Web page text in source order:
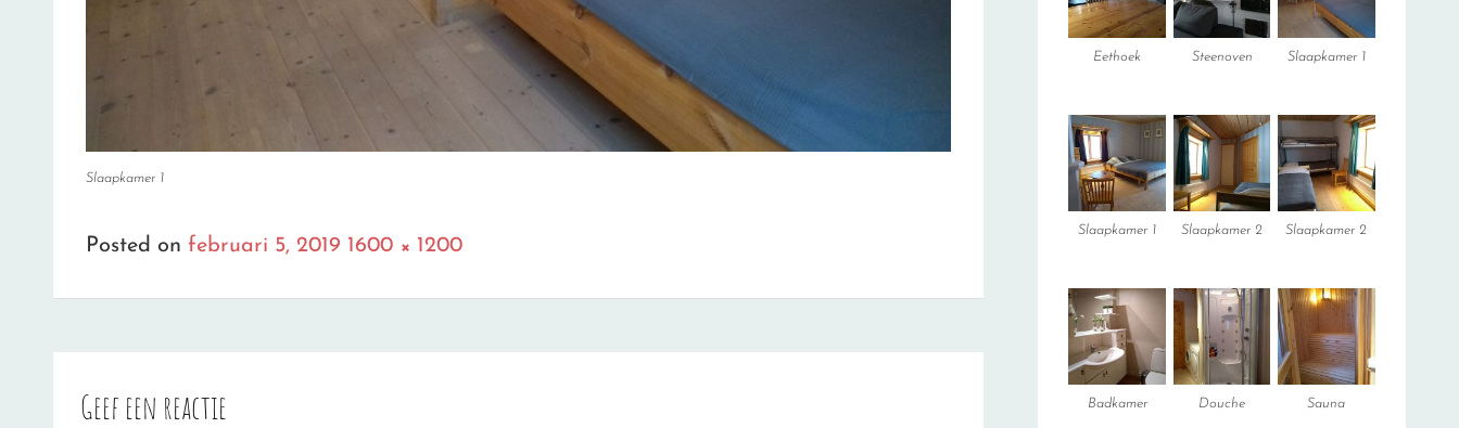
Slaapkamer 1
Posted on februari 5, 2019 Full
1600 × 1200
Geef een reactie
Eethoek Steenoven Slaapkamer 1
Slaapkamer 1 Slaapkamer 2 Slaapkamer 2
Badkamer Douche Sauna